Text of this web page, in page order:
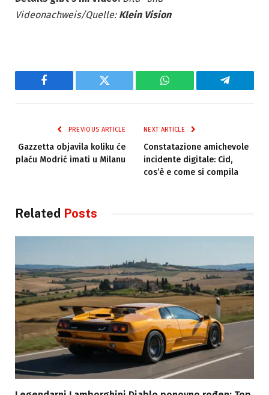
Videonachweis/Quelle:Klein Vision
Facebook Twitter WhatsApp Telegram
PREVIOUS ARTICLE
Gazzetta objavila koliku će
plaću Modrić imati u Milanu
NEXT ARTICLE
Constatazione amichevole
incidente digitale: Cid,
cos’è e come si compila
Related Posts